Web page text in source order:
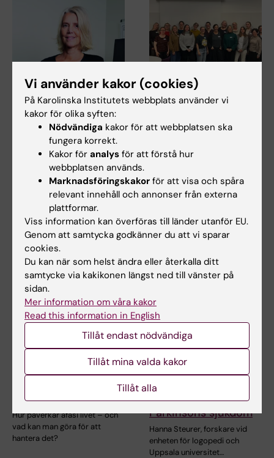
4 nov 2025
Stamningens
påverkan på livet –
logopeden reder ut
orsaker och
behandlingsmetoder
På Internationella
stamningsdagen den 22
oktober 2025 lyfte P1 Studio
28 okt 2025
Workshop samlade
logopeder kring
insatser för barn med
talstörning
inspirerande workshop i
Region Stockholm med fokus…
Professor Christina
Samuelsson om afasi
i P4 Extra
Hur påverkar afasi livet – och
vad kan man göra för att
hantera det?
28 aug 2025
CLINTEC-forskare
tilldelas prestigefyllt
pris för forskning om
kommunikation vid
Parkinsons sjukdom
Hanna Steurer, forskare vid
enheten för logopedi och
Uppsala universitet…
Vi använder kakor (cookies)
På Karolinska Institutets webbplats använder vi
kakor för olika syften:
Nödvändiga kakor för att webbplatsen ska
fungera korrekt.
Kakor för analys för att förstå hur
webbplatsen används.
Marknadsföringskakor för att visa och spåra
relevant innehåll och annonser från externa
plattformar.
Viss information kan överföras till länder utanför EU.
Genom att samtycka godkänner du att vi sparar
cookies.
Du kan när som helst ändra eller återkalla ditt
samtycke via kakikonen längst ned till vänster på
sidan.
Mer information om våra kakor
Read this information in English
Tillåt endast nödvändiga
Tillåt mina valda kakor
Tillåt alla